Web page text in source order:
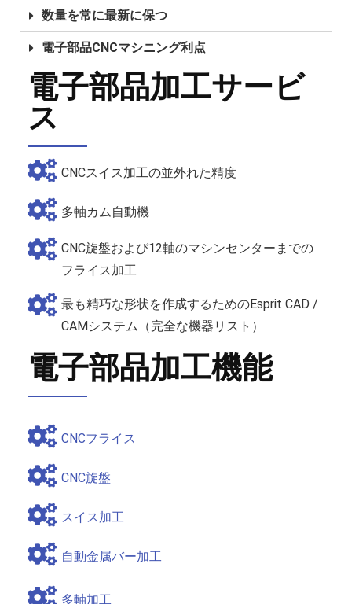
数量を常に最新に保つ
電子部品CNCマシニング利点
電子部品加工サービ
ス
CNCスイス加工の並外れた精度
多軸カム自動機
CNC旋盤および12軸のマシンセンターまでの
フライス加工
最も精巧な形状を作成するためのEsprit CAD /
CAMシステム（完全な機器リスト）
電子部品加工機能
CNCフライス
CNC旋盤
スイス加工
自動金属バー加工
多軸加工